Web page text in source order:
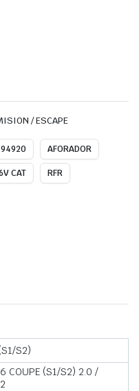
/ ESCAPE
AFORADOR
CAT RFR
S2)
COUPE (S1/S2) 2.0 /